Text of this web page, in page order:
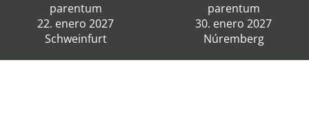
parentum
22. enero 2027
Schweinfurt
parentum
30. enero 2027
Núremberg